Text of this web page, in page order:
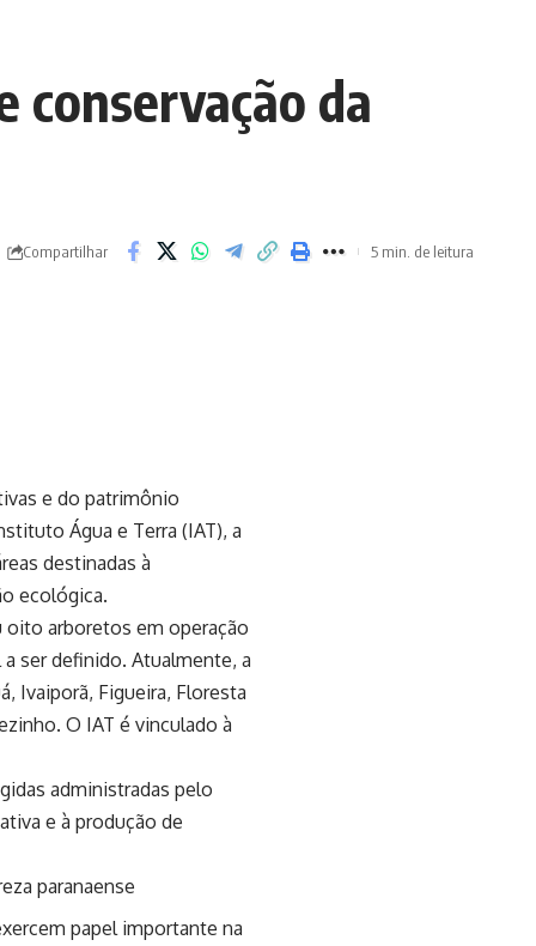
conservação da
Compartilhar 5 min. de leitura
e do patrimônio
Água e Terra (IAT), a
destinadas à
ecológica.
oito arboretos em operação
ser definido. Atualmente, a
Ivaiporã, Figueira, Floresta
O IAT é vinculado à
administradas pelo
e à produção de
paranaense
papel importante na